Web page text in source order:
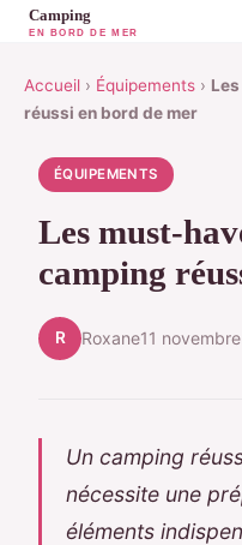
Accueil › Équipements ›
réussi en bord de mer
ÉQUIPEMENTS
Les must-
camping
R Roxane11
Un camping
nécessite une
éléments